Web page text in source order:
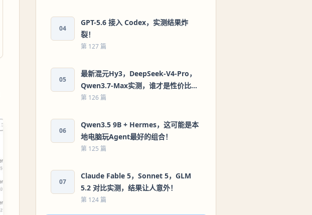
04
GPT-5.6 接入 Codex，实测结果炸
裂！
第 127 篇
05
最新混元Hy3，DeepSeek-V4-Pro，
Qwen3.7-Max实测，谁才是性价比之
王？
第 126 篇
06
Qwen3.5 9B + Hermes，这可能是本
地电脑玩Agent最好的组合！
第 125 篇
07
Claude Fable 5，Sonnet 5，GLM
5.2 对比实测，结果让人意外！
第 124 篇